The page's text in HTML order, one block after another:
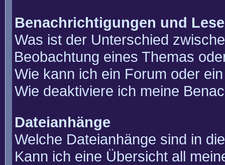
Benachrichtigungen und
Was ist der Unterschied
Beobachtung eines Themas
Wie kann ich ein Forum oder
Wie deaktiviere ich meine
Dateianhänge
Welche Dateianhänge sind in
Kann ich eine Übersicht all